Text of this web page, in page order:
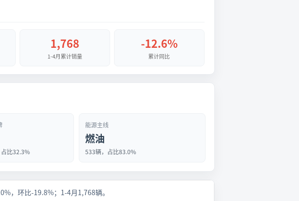
1,768
1-4月累计销量
-12.6%
累计同比
比32.3%
能源主线
燃油
533辆，占比83.0%
，环比-19.8%；1-4月1,768辆。